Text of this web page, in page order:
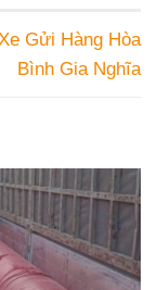
Gửi Hàng Hòa
Bình Gia Nghĩa